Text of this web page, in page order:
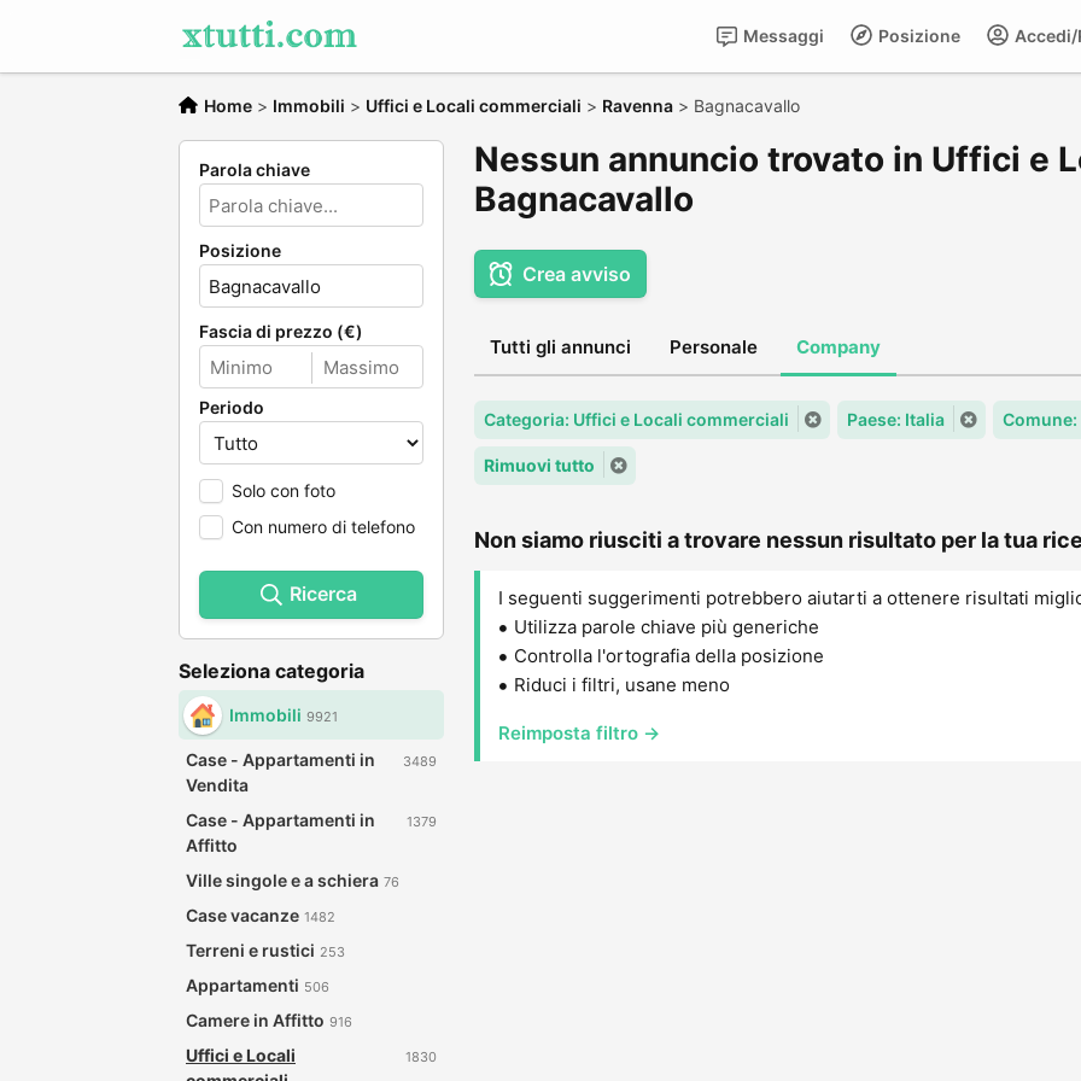
Posizione
Messaggi
Home > Immobili > Uffici e Locali commerciali > Ravenna > Bagnacavallo
Parola chiave
Posizione
Fascia di prezzo (€)
Periodo
Solo con foto
Con numero di telefono
Ricerca
Seleziona categoria
Immobili 9921
Case - Appartamenti in
Vendita
3489
Case - Appartamenti in
Affitto
1379
Ville singole e a schiera 76
Case vacanze 1482
Terreni e rustici 253
Appartamenti 506
Camere in Affitto 916
Uffici e Locali
1830
Nessun annuncio trovato in Uffici e
Bagnacavallo
Crea avviso
Tutti gli annunci Personale Company
Categoria: Uffici e Locali commerciali Paese: Italia Comune:
Rimuovi tutto
Non siamo riusciti a trovare nessun risultato per la tua
I seguenti suggerimenti potrebbero aiutarti a ottenere risultati
Utilizza parole chiave più generiche
Controlla l'ortografia della posizione
Riduci i filtri, usane meno
Reimposta filtro →